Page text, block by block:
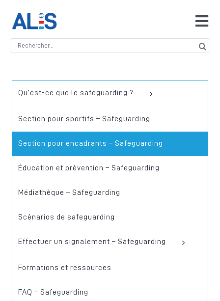
content
Search
Accueil
ALIS
Antidopage
Safeguarding
Signalement
Qu’est-ce que le safeguarding ?
Section pour sportifs – Safeguarding
Section pour encadrants – Safeguarding
Éducation et prévention – Safeguarding
Médiathèque – Safeguarding
Scénarios de safeguarding
Effectuer un signalement – Safeguarding
Formations et ressources
FAQ – Safeguarding